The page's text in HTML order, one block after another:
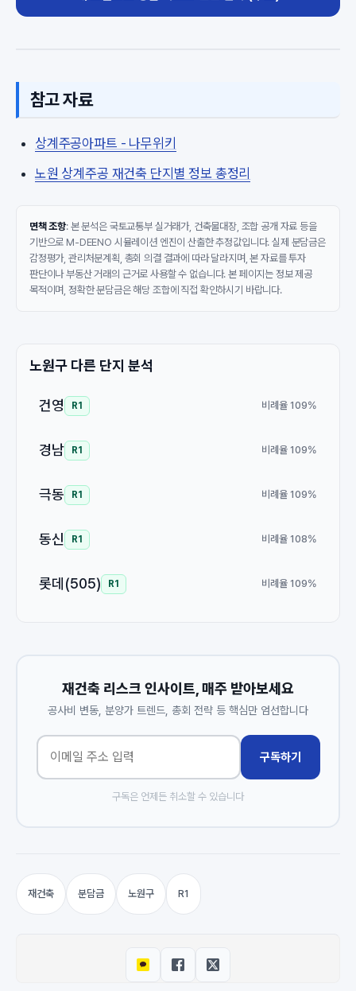
참고 자료
상계주공아파트 - 나무위키
노원 상계주공 재건축 단지별 정보 총정리
면책 조항: 본 분석은 국토교통부 실거래가, 건축물대장, 조합 공개 자료 등을
기반으로 M-DEENO 시뮬레이션 엔진이 산출한 추정값입니다. 실제 분담금은
감정평가, 관리처분계획, 총회 의결 결과에 따라 달라지며, 본 자료를 투자
판단이나 부동산 거래의 근거로 사용할 수 없습니다. 본 페이지는 정보 제공
목적이며, 정확한 분담금은 해당 조합에 직접 확인하시기 바랍니다.
노원구 다른 단지 분석
건영 R1 비례율 109%
경남 R1 비례율 109%
극동 R1 비례율 109%
동신 R1 비례율 108%
롯데(505) R1 비례율 109%
재건축 리스크 인사이트, 매주 받아보세요
공사비 변동, 분양가 트렌드, 총회 전략 등 핵심만 엄선합니다
구독하기
구독은 언제든 취소할 수 있습니다
재건축 분담금 노원구 R1